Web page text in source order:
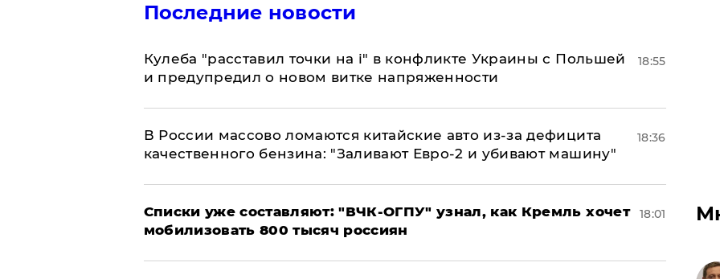
Последние новости
Кулеба "расставил точки на і" в конфликте Украины с Польшей
и предупредил о новом витке напряженности
18:55
В России массово ломаются китайские авто из-за дефицита
качественного бензина: "Заливают Евро-2 и убивают машину"
18:36
Списки уже составляют: "ВЧК-ОГПУ" узнал, как Кремль хочет
мобилизовать 800 тысяч россиян
18:01